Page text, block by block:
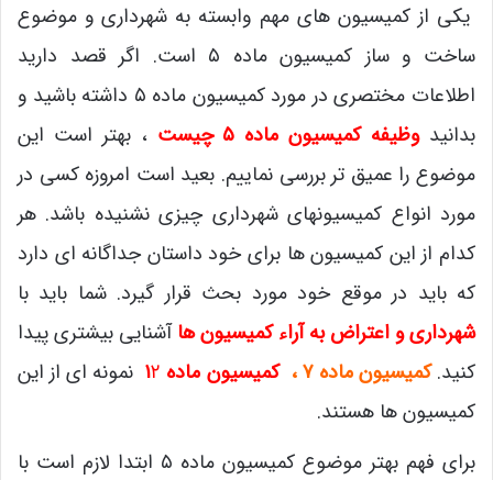
یکی از کمیسیون های مهم وابسته به شهرداری و موضوع
ساخت و ساز کمیسیون ماده ۵ است. اگر قصد دارید
اطلاعات مختصری در مورد کمیسیون ماده ۵ داشته باشید و
بدانیدوظیفه کمیسیون ماده ۵ چیست
، بهتر است این
موضوع را عمیق تر بررسی نماییم. بعید است امروزه کسی در
مورد انواع کمیسیونهای شهرداری چیزی نشنیده باشد. هر
کدام از این کمیسیون ها برای خود داستان جداگانه ای دارد
که باید در موقع خود مورد بحث قرار گیرد. شما باید با
شهرداری و اعتراض به آراء کمیسیون هاآشنایی بیشتری پیدا
کنید.کمیسیون ماده ۷ ، کمیسیون ماده ۱ ۲ نمونه ای از این
کمیسیون ها هستند.
برای فهم بهتر موضوع کمیسیون ماده ۵ ابتدا لازم است با